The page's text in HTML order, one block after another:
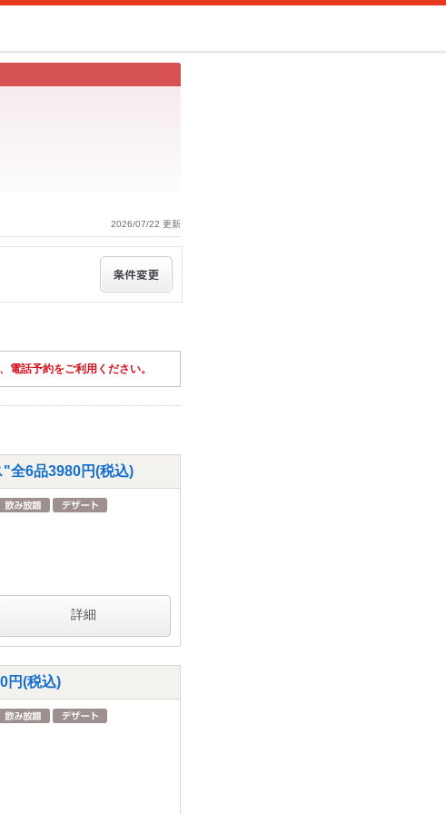
2026/07/22 更新
電話予約をご利用ください。
"全6品3980円(税込)
詳細
円(税込)